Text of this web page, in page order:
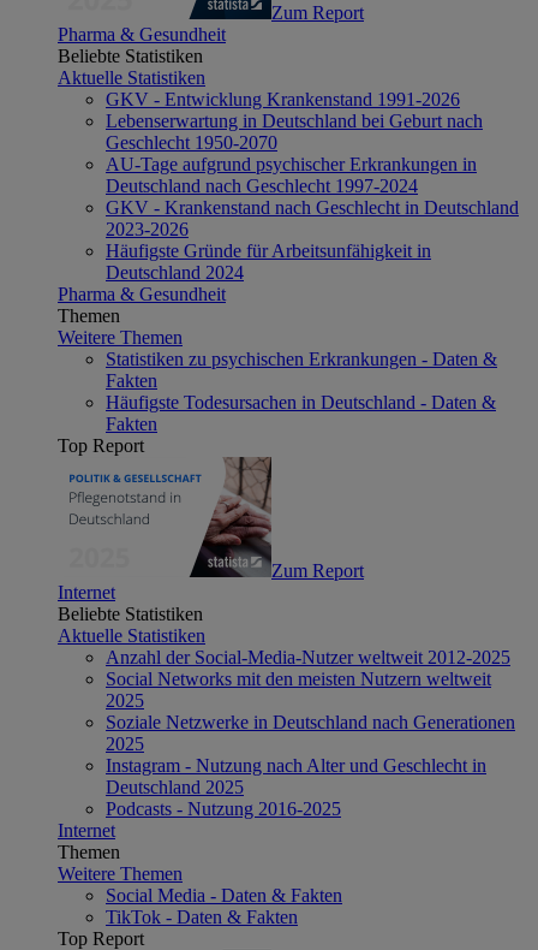
Zum Report
Pharma & Gesundheit
Beliebte Statistiken
Aktuelle Statistiken
GKV - Entwicklung Krankenstand 1991-2026
Lebenserwartung in Deutschland bei Geburt nach
Geschlecht 1950-2070
AU-Tage aufgrund psychischer Erkrankungen in
Deutschland nach Geschlecht 1997-2024
GKV - Krankenstand nach Geschlecht in Deutschland
2023-2026
Häufigste Gründe für Arbeitsunfähigkeit in
Deutschland 2024
Pharma & Gesundheit
Themen
Weitere Themen
Statistiken zu psychischen Erkrankungen - Daten &
Fakten
Häufigste Todesursachen in Deutschland - Daten &
Fakten
Top Report
Zum Report
Internet
Beliebte Statistiken
Aktuelle Statistiken
Anzahl der Social-Media-Nutzer weltweit 2012-2025
Social Networks mit den meisten Nutzern weltweit
2025
Soziale Netzwerke in Deutschland nach Generationen
2025
Instagram - Nutzung nach Alter und Geschlecht in
Deutschland 2025
Podcasts - Nutzung 2016-2025
Internet
Themen
Weitere Themen
Social Media - Daten & Fakten
TikTok - Daten & Fakten
Top Report